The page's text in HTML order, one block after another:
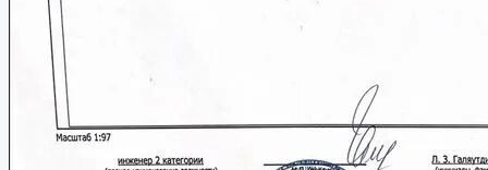
Продать объект